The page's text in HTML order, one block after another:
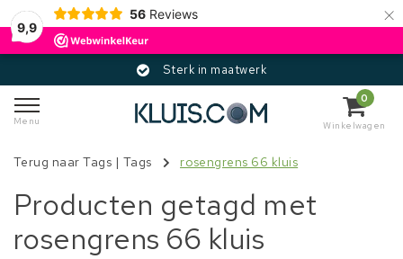
9,9
56 Reviews ×
Sterk in maatwerk
Menu
0
Winkelwagen
Terug naar Tags | Tags rosengrens 66 kluis
Producten getagd met
rosengrens 66 kluis